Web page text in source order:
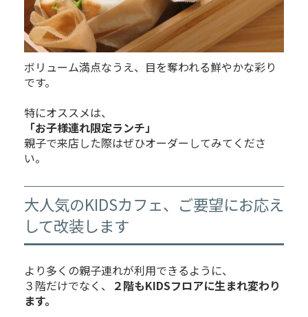
ボリューム満点なうえ、目を奪われる鮮やかな彩り
です。
特にオススメは、
「お子様連れ限定ランチ」
親子で来店した際はぜひオーダーしてみてくださ
い。
大人気のKIDSカフェ、ご要望にお応え
して改装します
より多くの親子連れが利用できるように、
３階だけでなく、 ２階もKIDSフロアに生まれ変わり
ます。